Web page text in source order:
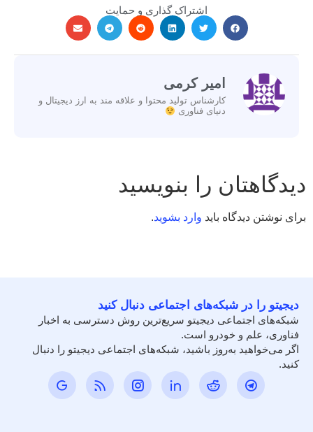
اشتراک گذاری و حمایت
امیر کرمی
کارشناس تولید محتوا و علاقه مند به ارز دیجیتال و
دنیای فناوری
دیدگاهتان را بنویسید
برای نوشتن دیدگاه باید وارد بشوید.
دیجیتو را در شبکه‌های اجتماعی دنبال کنید
شبکه‌های اجتماعی دیجیتو سریع‌ترین روش دسترسی به اخبار
فناوری، علم و خودرو است.
اگر می‌خواهید به‌روز باشید، شبکه‌های اجتماعی دیجیتو را دنبال
کنید.